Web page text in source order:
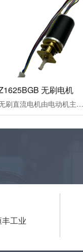
无刷电机
无刷直流电机由电动机主体和驱动器组成，是一种典型的机电一体化产品。由于无刷直流电动机是以自控式运行的，所以不会像变频调速下重载启动的同步电机那样在转子上另加启动绕组，也不会在负载突变时产生振荡和失步。无刷直流电动机是采用半导体开关器件来实现电子换向的，即用电子开关器件代替传统的接触式换向器和电刷。它具有可靠性高、无换向火花、机械噪声低等优点，广泛应用于高档录音座、录像机、电子仪器及自动化办公设备中。
工业